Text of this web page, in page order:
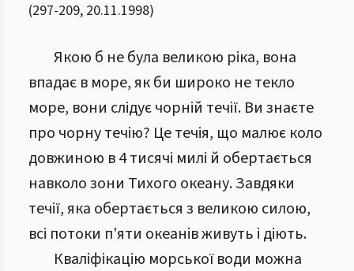
(297-209, 20.11.1998)
Якою б не була великою ріка, вона
впадає в море, як би широко не текло
море, вони слідує чорній течії. Ви знаєте
про чорну течію? Це течія, що малює коло
довжиною в 4 тисячі милі й обертається
навколо зони Тихого океану. Завдяки
течії, яка обертається з великою силою,
всі потоки п'яти океанів живуть і діють.
Кваліфікацію морської води можна